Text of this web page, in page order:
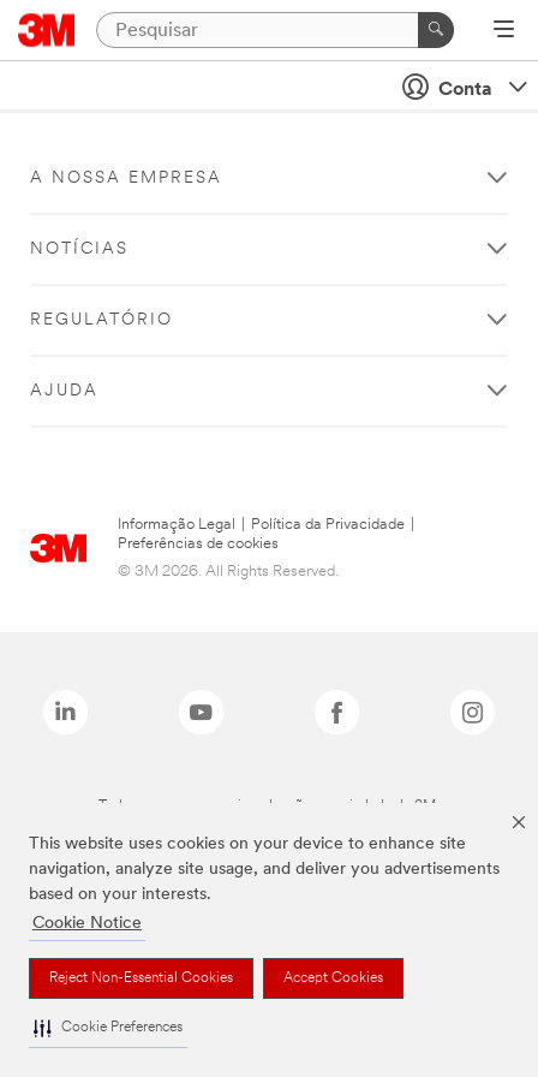
This website uses cookies on your device to enhance site
navigation, analyze site usage, and deliver you advertisements
based on your interests.
Cookie Notice
Reject Non-Essential Cookies Accept Cookies
Cookie Preferences
Conta
A NOSSA EMPRESA
NOTÍCIAS
REGULATÓRIO
AJUDA
Informação Legal Política da Privacidade
Preferências de cookies
© 3M 2026. All Rights Reserved.
Todas as marcas mencionadas são propriedade da 3M.